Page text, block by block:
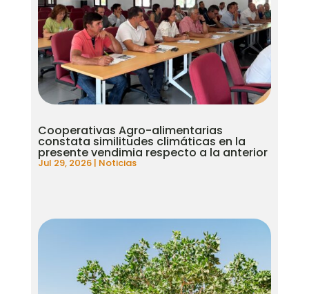
Cooperativas Agro-alimentarias
constata similitudes climáticas en la
presente vendimia respecto a la anterior
Jul 29, 2026| Noticias